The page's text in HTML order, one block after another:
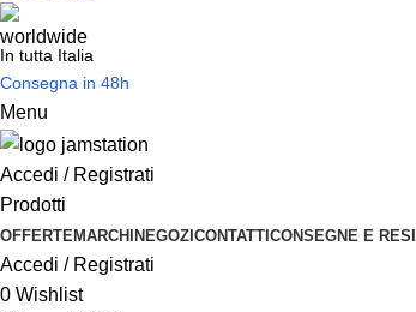
In tutta Italia
Consegna in 48h
Menu
Accedi / Registrati
Prodotti
OFFERTEMARCHINEGOZICONTATTICONSEGNE E RESI
Accedi / Registrati
0 Wishlist